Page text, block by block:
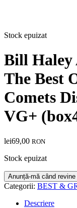
Stock epuizat
Bill Haley
The Best
Comets
VG+
lei69,00 RON
Stock epuizat
Categorii: BEST &
Descriere